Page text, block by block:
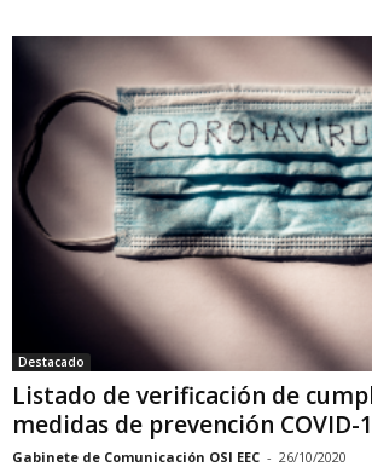
Destacado
Listado de verificación de
medidas de prevención COVID-
Gabinete de Comunicación OSI EEC - 26/10/2020